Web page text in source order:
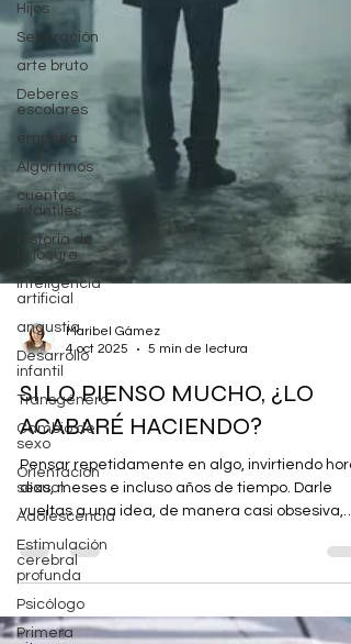
Hijos
Separación
arte bruto
Deberes
escolares
empatía
Algoritmos
cuentos
infantiles
Historia de
la locura
Inteligencia
artificial
angustia
Desarrollo
infantil
Transgénero
Cambio de
sexo
Orientación
sexual
Adolescencia
Estimulación
cerebral
profunda
Psicólogo
Primera
4 oct 2025
5 min de lectura
SI LO PIENSO MUCHO, ¿LO
ACABARÉ HACIENDO?
Pensar repetidamente en algo, invirtiendo
días, meses e incluso años de tiempo. Darle
vueltas a una idea, de manera casi obsesiva,
repetida, con dificultades para gestionar ese
otros, de manera intrusiva. Esta es la definición
de un tipo de forma de pensar llamado “rumia”.